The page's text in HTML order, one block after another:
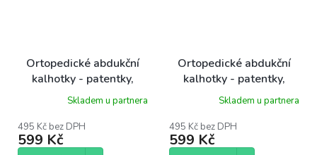
Ortopedické abdukční
kalhotky - patentky,
green elephants (3-6kg)
Skladem u partnera
495 Kč bez DPH
599 Kč
Ortopedické abdukční
kalhotky - patentky,
green elephants (5-9kg)
Skladem u partnera
495 Kč bez DPH
599 Kč